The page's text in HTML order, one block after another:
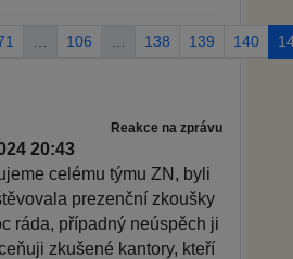
106 138 139 140
Reakce na zprávu
20:43
celému týmu ZN, byli
prezenční zkoušky
ráda, případný neúspěch ji
zkušené kantory, kteří